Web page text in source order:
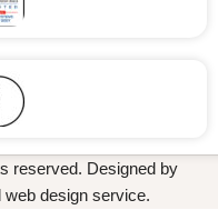
reserved. Designed by
design service.